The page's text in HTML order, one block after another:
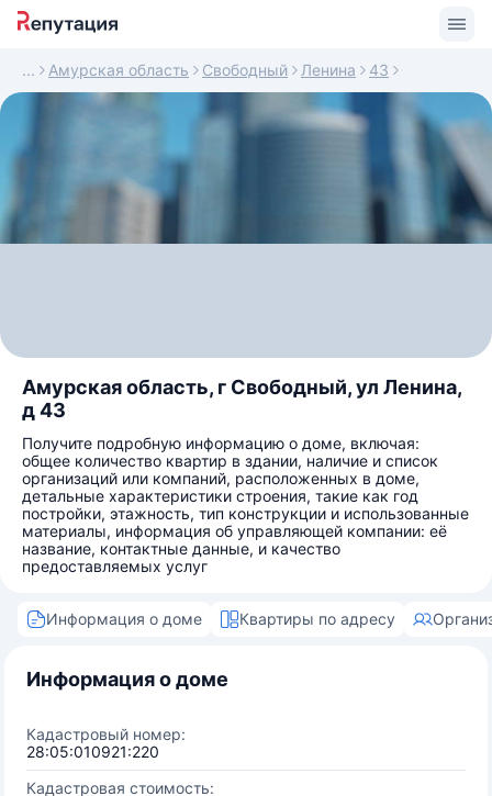
Амурская область Свободный Ленина 43
Амурская область, г Свободный, ул Ленина,
д 43
Получите подробную информацию о доме, включая:
общее количество квартир в здании, наличие и список
организаций или компаний, расположенных в доме,
детальные характеристики строения, такие как год
постройки, этажность, тип конструкции и использованные
материалы, информация об управляющей компании: её
название, контактные данные, и качество
предоставляемых услуг
Информация о доме Квартиры по адресу
Информация о доме
Кадастровый номер:
28:05:010921:220
Кадастровая стоимость: